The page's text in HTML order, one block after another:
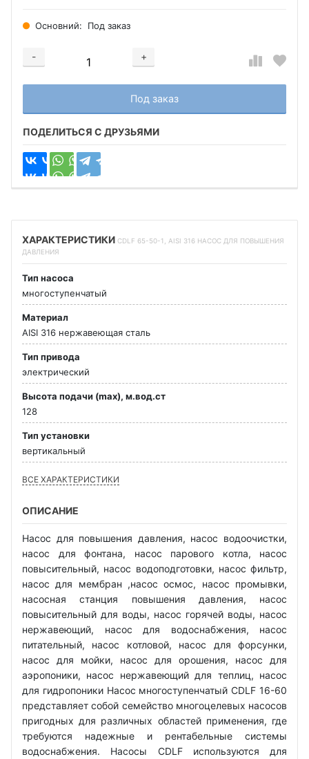
Основний: Под заказ
-
+
Добавляется...
Под заказ
Добавлен
ПОДЕЛИТЬСЯ С ДРУЗЬЯМИ
ХАРАКТЕРИСТИКИ CDLF 65-50-1, AISI 316 НАСОС ДЛЯ ПОВЫШЕНИЯ
ДАВЛЕНИЯ
Тип насоса
многоступенчатый
Материал
AISI 316 нержавеющая сталь
Тип привода
электрический
Высота подачи (max), м.вод.ст
128
Тип установки
вертикальный
ВСЕ ХАРАКТЕРИСТИКИ
ОПИСАНИЕ
Насос для повышения давления, насос водоочистки,
насос для фонтана, насос парового котла, насос
повысительный, насос водоподготовки, насос фильтр,
насос для мембран ,насос осмос, насос промывки,
насосная станция повышения давления, насос
повысительный для воды, насос горячей воды, насос
нержавеющий, насос для водоснабжения, насос
питательный, насос котловой, насос для форсунки,
насос для мойки, насос для орошения, насос для
аэропоники, насос нержавеющий для теплиц, насос
для гидропоники Насос многоступенчатый CDLF 16-60
представляет собой семейство многоцелевых насосов
пригодных для различных областей применения, где
требуются надежные и рентабельные системы
водоснабжения. Насосы CDLF используются для